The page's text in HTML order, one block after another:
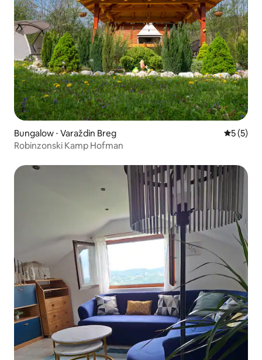
Bungalow ⋅ Varaždin Breg
5 (5)
Robinzonski Kamp Hofman